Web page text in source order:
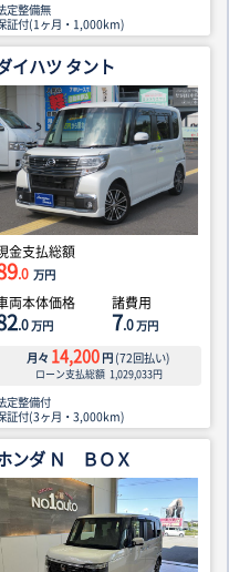
定整備無
証付(1ヶ月・1,000km)
イハツ タント
金支払総額
.0 万円
両本体価格
.0万円
諸費用
7.0万円
月々 14,200 円 (72回払い)
ローン支払総額 1,029,033円
定整備付
証付(3ヶ月・3,000km)
ンダ Ｎ ＢＯＸ